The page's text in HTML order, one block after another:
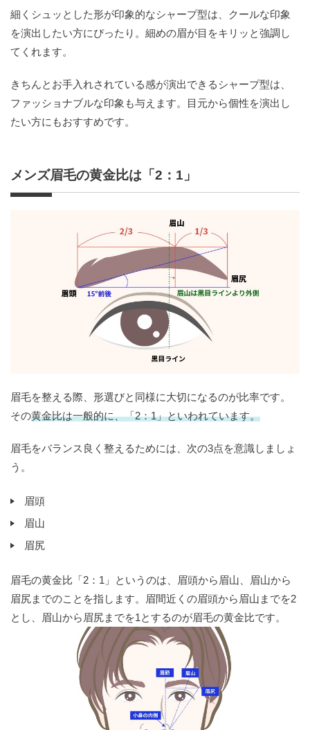
細くシュッとした形が印象的なシャープ型は、クールな印象
を演出したい方にぴったり。細めの眉が目をキリッと強調し
てくれます。
きちんとお手入れされている感が演出できるシャープ型は、
ファッショナブルな印象も与えます。目元から個性を演出し
たい方にもおすすめです。
メンズ眉毛の黄金比は「2：1」
眉毛を整える際、形選びと同様に大切になるのが比率です。
その黄金比は一般的に、「2：1」といわれています。
眉毛をバランス良く整えるためには、次の3点を意識しましょ
う。
眉頭
眉山
眉尻
眉毛の黄金比「2：1」というのは、眉頭から眉山、眉山から
眉尻までのことを指します。眉間近くの眉頭から眉山までを2
とし、眉山から眉尻までを1とするのが眉毛の黄金比です。